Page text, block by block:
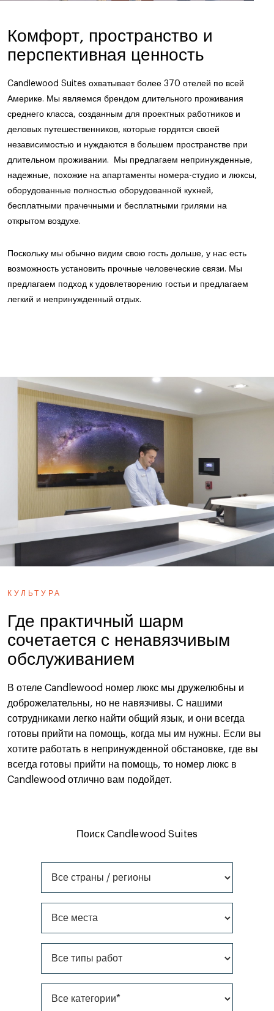
Комфорт, пространство и
перспективная ценность
Candlewood Suites охватывает более 370 отелей по всей
Америке. Мы являемся брендом длительного проживания
среднего класса, созданным для проектных работников и
деловых путешественников, которые гордятся своей
независимостью и нуждаются в большем пространстве при
длительном проживании. Мы предлагаем непринужденные,
надежные, похожие на апартаменты номера-студио и люксы,
оборудованные полностью оборудованной кухней,
бесплатными прачечными и бесплатными грилями на
открытом воздухе.
Поскольку мы обычно видим свою гость дольше, у нас есть
возможность установить прочные человеческие связи. Мы
предлагаем подход к удовлетворению гостьи и предлагаем
легкий и непринужденный отдых.
КУЛЬТУРА
Где практичный шарм
сочетается с ненавязчивым
обслуживанием
В отеле Candlewood номер люкс мы дружелюбны и
доброжелательны, но не навязчивы. С нашими
сотрудниками легко найти общий язык, и они всегда
готовы прийти на помощь, когда мы им нужны. Если вы
хотите работать в непринужденной обстановке, где вы
всегда готовы прийти на помощь, то номер люкс в
Candlewood отлично вам подойдет.
Поиск Candlewood Suites
Все страны / регионы
Все категории*